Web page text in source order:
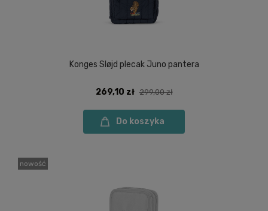
Konges Sløjd plecak Juno pantera
269,10 zł 299,00 zł
Do koszyka
nowość